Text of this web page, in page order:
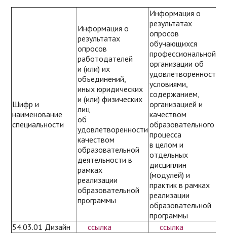
Шифр и
наименование
специальности
Информация о
результатах
опросов
работодателей
и (или) их
объединений,
иных юридических
и (или) физических
лиц
об
удовлетворенности
качеством
образовательной
деятельности в
рамках
реализации
образовательной
программы
Информация о
результатах
опросов
обучающихся
профессиональной
организации об
удовлетворенности
условиями,
содержанием,
организацией и
качеством
образовательного
процесса
в целом и
отдельных
дисциплин
(модулей) и
практик в рамках
реализации
образовательной
программы
54.03.01 Дизайн ссылка
ссылка